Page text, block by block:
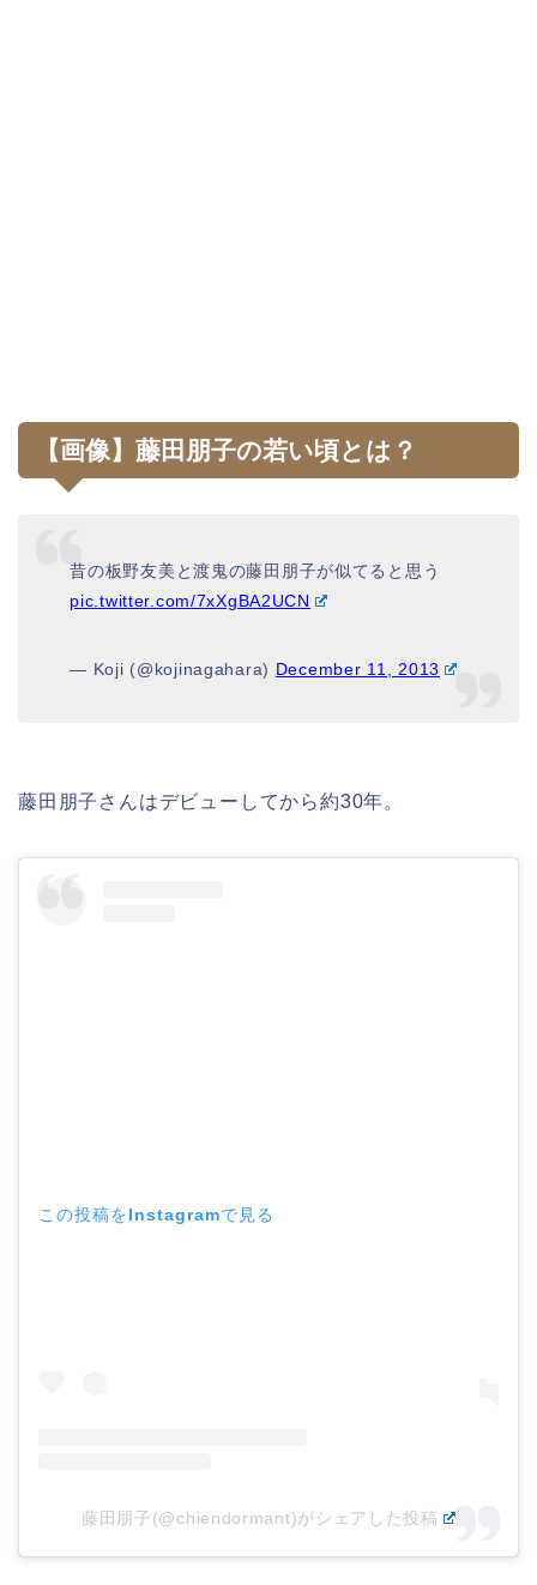
【画像】藤田朋子の若い頃とは？
昔の板野友美と渡鬼の藤田朋子が似てると思う
pic.twitter.com/7xXgBA2UCN
— Koji (@kojinagahara) December 11, 2013
藤田朋子さんはデビューしてから約30年。
この投稿をInstagramで見る
藤田朋子(@chiendormant)がシェアした投稿